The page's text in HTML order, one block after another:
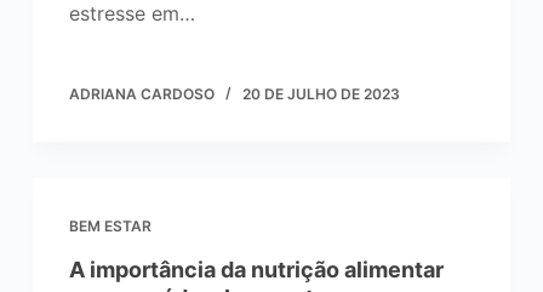
estresse em…
ADRIANA CARDOSO 20 DE JULHO DE 2023
BEM ESTAR
A importância da nutrição alimentar